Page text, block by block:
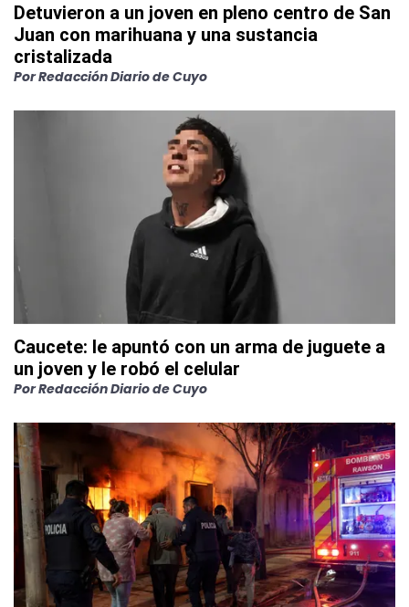
Detuvieron a un joven en pleno centro de San
Juan con marihuana y una sustancia
cristalizada
PorRedacción Diario de Cuyo
Caucete: le apuntó con un arma de juguete a
un joven y le robó el celular
PorRedacción Diario de Cuyo